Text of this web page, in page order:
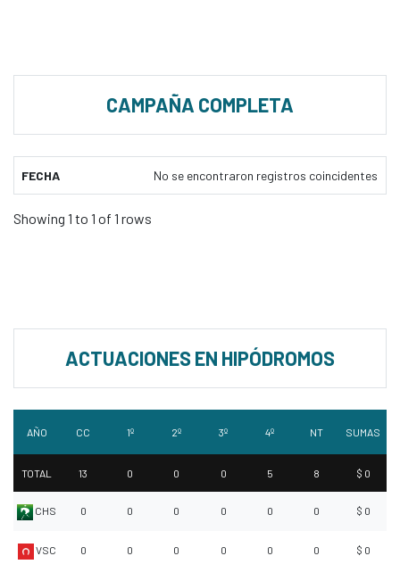
CAMPAÑA COMPLETA
FECHA No se encontraron registros coincidentes
Showing 1 to 1 of 1 rows
ACTUACIONES EN HIPÓDROMOS
AÑO CC 1º 2º 3º 4º NT SUMAS
TOTAL 13 0 0 0 5 8 $ 0
CHS 0 0 0 0 0 0 $ 0
VSC 0 0 0 0 0 0 $ 0